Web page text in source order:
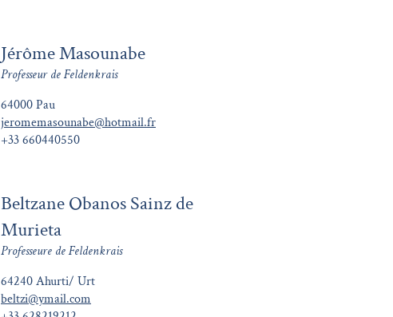
Jérôme Masounabe
Professeur de Feldenkrais
64000 Pau
jeromemasounabe@hotmail.fr
+33 660440550
Beltzane Obanos Sainz de
Murieta
Professeure de Feldenkrais
64240 Ahurti/ Urt
beltzi@ymail.com